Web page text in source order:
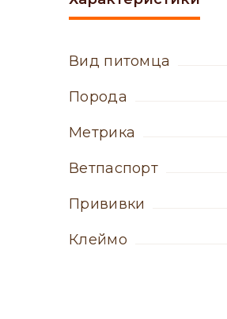
вид питомца
порода
метрика
ветпаспорт
прививки
клеймо